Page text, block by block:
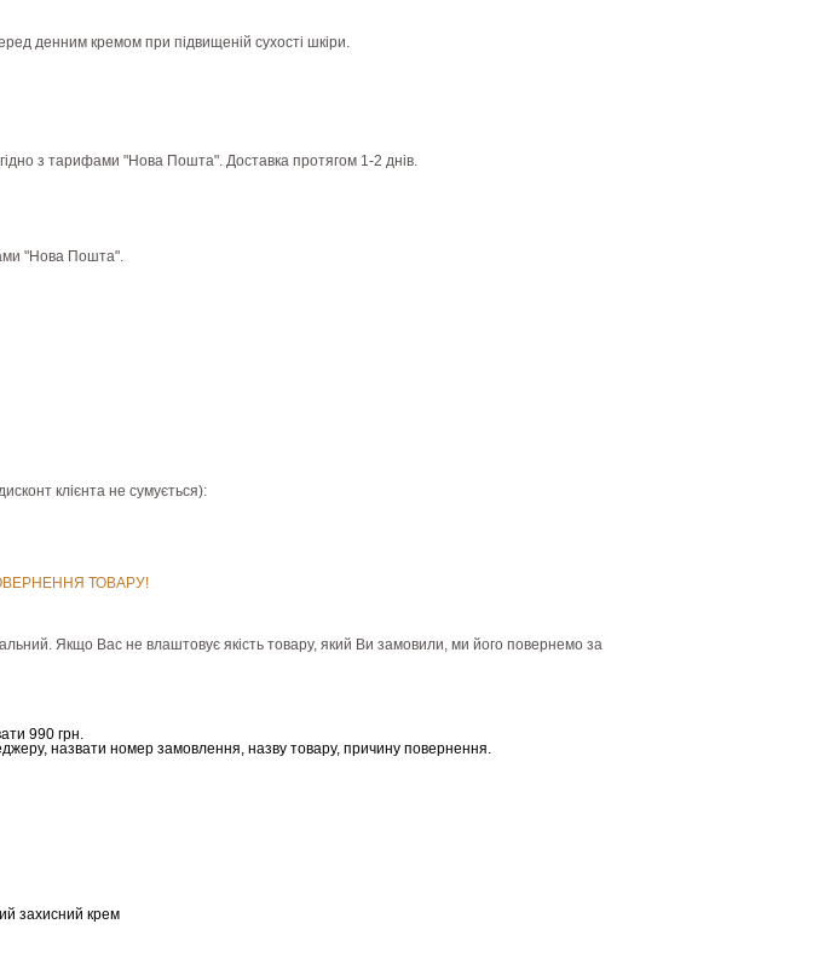
денним кремом при підвищеній сухості шкіри.
з тарифами "Нова Пошта". Доставка протягом 1-2 днів.
"Нова Пошта".
клієнта не сумується):
ТОВАРУ!
Якщо Вас не влаштовує якість товару, який Ви замовили, ми його повернемо за
990 грн.
назвати номер замовлення, назву товару, причину повернення.
захисний крем